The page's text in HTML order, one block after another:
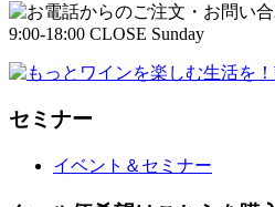
セミナー
イベント＆セミナー